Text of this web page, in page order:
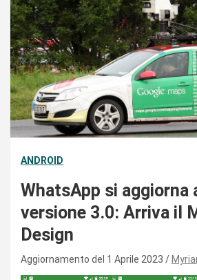
ANDROID
WhatsApp si aggiorna
versione 3.0: Arriva il
Design
Aggiornamento del 1 Aprile 2023